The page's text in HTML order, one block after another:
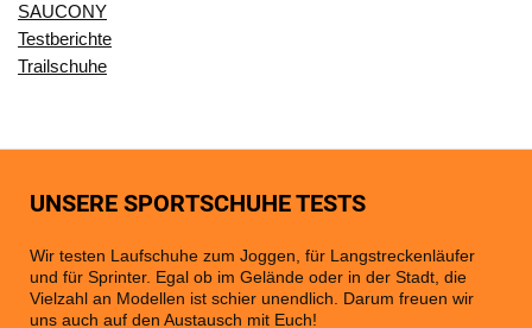
SAUCONY
Testberichte
Trailschuhe
UNSERE SPORTSCHUHE TESTS
Wir testen Laufschuhe zum Joggen, für Langstreckenläufer
und für Sprinter. Egal ob im Gelände oder in der Stadt, die
Vielzahl an Modellen ist schier unendlich. Darum freuen wir
uns auch auf den Austausch mit Euch!